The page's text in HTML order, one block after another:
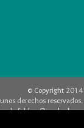
© Copyright 2014
derechos reservados.